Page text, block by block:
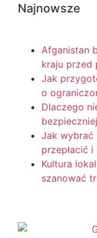
Najnowsze
Afganistan
kraju przed
Jak
o
Dlaczego
Jak wybrać
przepłacić
Kultura
szanować